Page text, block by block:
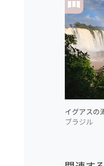
イグアスの
ブラジル